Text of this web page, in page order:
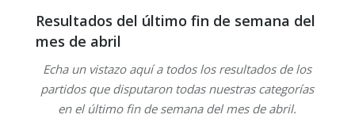
Resultados del último fin de semana del
mes de abril
Echa un vistazo aquí a todos los resultados de los
partidos que disputaron todas nuestras categorías
en el último fin de semana del mes de abril.